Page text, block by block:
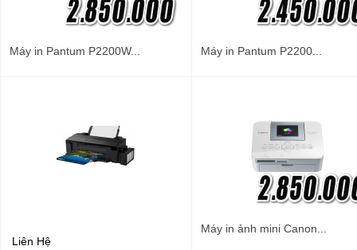
Máy in Pantum P2200W... Máy in Pantum P2200...
Liên Hệ
Máy in ảnh mini Canon...